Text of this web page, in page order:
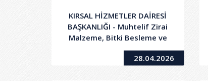
KIRSAL HİZMETLER DAİRESİ
BAŞKANLIĞI - Muhtelif Zirai
Malzeme, Bitki Besleme ve
Toprak Düzenleyici Ürünleri
Mal Alımı İşi28.04.2026